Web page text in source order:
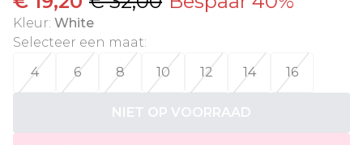
Kleur: White
Selecteer een maat:
4
6 8 10 12 14 16
NIET OP VOORRAAD